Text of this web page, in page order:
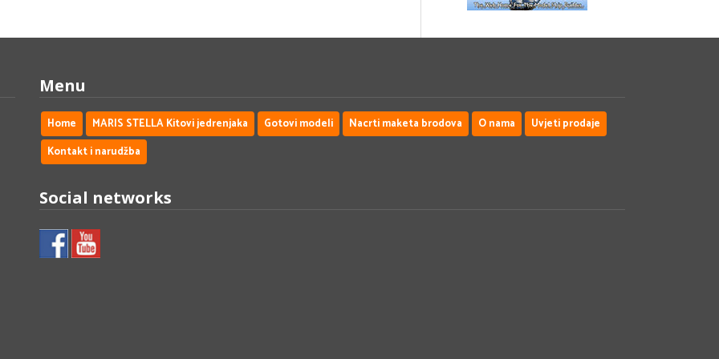
Menu
Home MARIS STELLA Kitovi jedrenjaka Gotovi modeli Nacrti maketa brodova O nama
Uvjeti prodaje
Kontakt i narudžba
Social networks